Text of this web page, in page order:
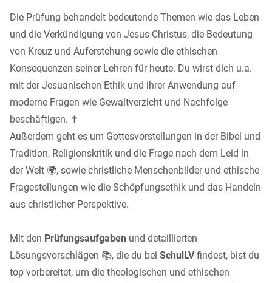
Die Prüfung behandelt bedeutende Themen wie das Leben
und die Verkündigung von Jesus Christus, die Bedeutung
von Kreuz und Auferstehung sowie die ethischen
Konsequenzen seiner Lehren für heute. Du wirst dich u.a.
mit der Jesuanischen Ethik und ihrer Anwendung auf
moderne Fragen wie Gewaltverzicht und Nachfolge
beschäftigen. ✝️
Außerdem geht es um Gottesvorstellungen in der Bibel und
Tradition, Religionskritik und die Frage nach dem Leid in
der Welt 🌍, sowie christliche Menschenbilder und ethische
Fragestellungen wie die Schöpfungsethik und das Handeln
aus christlicher Perspektive.
Mit den Prüfungsaufgaben und detaillierten
Lösungsvorschlägen 📚, die du bei SchulLVfindest, bist du
top vorbereitet, um die theologischen und ethischen